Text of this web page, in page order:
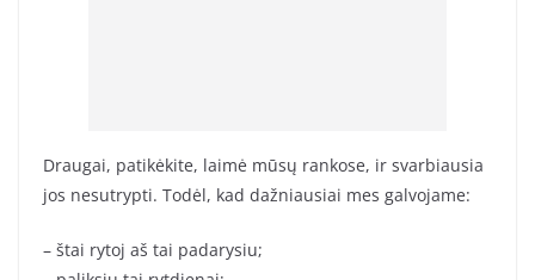
Draugai, patikėkite, laimė mūsų rankose, ir svarbiausia
jos nesutrypti. Todėl, kad dažniausiai mes galvojame:
– štai rytoj aš tai padarysiu;